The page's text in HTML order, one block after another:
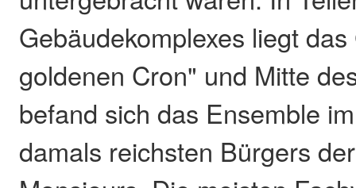
Gebäudekomplexes liegt
goldenen Cron" und Mitte
befand sich das Ensemble
damals reichsten Bürgers